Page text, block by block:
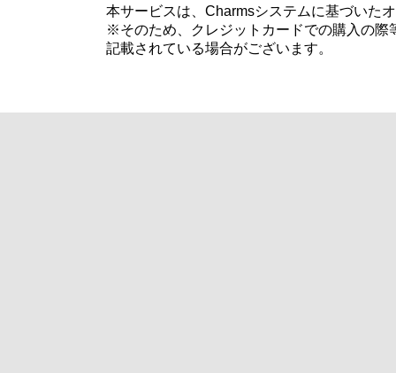
本サービスは、Charmsシステムに基づいた
※そのため、クレジットカードでの購入の際
記載されている場合がございます。